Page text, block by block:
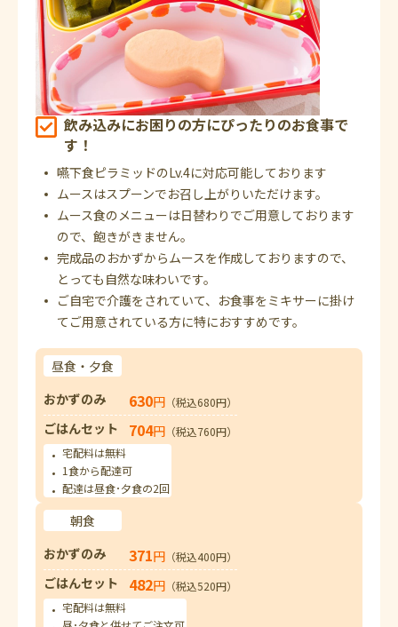
飲み込みにお困りの方にぴったりのお食事で
す！
嚥下食ピラミッドのLv.4に対応可能しております
ムースはスプーンでお召し上がりいただけます。
ムース食のメニューは日替わりでご用意しております
ので、飽きがきません。
完成品のおかずからムースを作成しておりますので、
とっても自然な味わいです。
ご自宅で介護をされていて、お食事をミキサーに掛け
てご用意されている方に特におすすめです。
昼食・夕食
おかずのみ
630円 （税込680円）
ごはんセット 704円 （税込760円）
宅配料は無料
1食から配達可
配達は昼食･夕食の2回
朝食
おかずのみ
371円 （税込400円）
ごはんセット 482円 （税込520円）
宅配料は無料